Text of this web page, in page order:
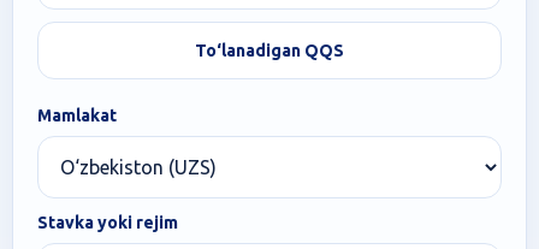
To‘lanadigan QQS
Mamlakat
Stavka yoki rejim